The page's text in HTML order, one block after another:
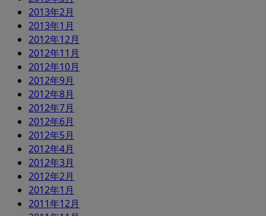
2013年2月
2013年1月
2012年12月
2012年11月
2012年10月
2012年9月
2012年8月
2012年7月
2012年6月
2012年5月
2012年4月
2012年3月
2012年2月
2012年1月
2011年12月